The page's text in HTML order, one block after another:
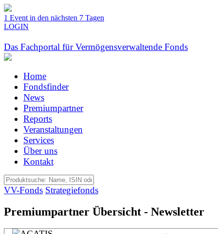
1 Event in den nächsten 7 Tagen
LOGIN
Das Fachportal für Vermögensverwaltende Fonds
Home
Fondsfinder
News
Premiumpartner
Reports
Veranstaltungen
Services
Über uns
Kontakt
VV-Fonds Strategiefonds
Premiumpartner Übersicht - Newsletter